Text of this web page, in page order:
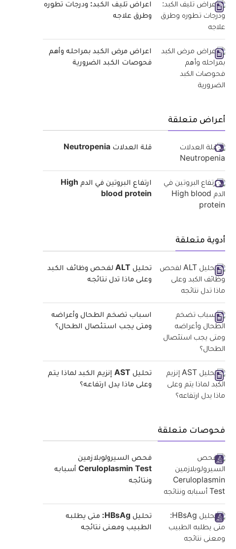
اعراض تليف الكبد: ودرجات تطوره
وطرق علاجه
اعراض مرض الكبد بمراحله وأهم
فحوصات الكبد الضرورية
أعراض متعلقة
قلة العدلات Neutropenia
ارتفاع البروتين في الدم High
blood protein
أدوية متعلقة
تحليل ALT لفحص وظائف الكبد
وعلى ماذا تدل نتائجه
اسباب تضخم الطحال وأعراضه
ومتى يجب استئصال الطحال؟
تحليل AST إنزيم الكبد لماذا يتم
وعلى ماذا يدل ارتفاعه؟
فحوصات متعلقة
فحص السيرولوبلازمين
Ceruloplasmin Test أسبابه
ونتائجه
تحليل HBsAg: متى يطلبه
الطبيب ومعنى نتائجه